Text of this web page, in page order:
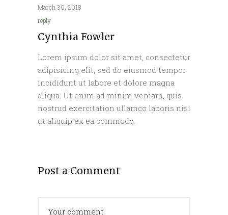
March 30, 2018
reply
Cynthia Fowler
Lorem ipsum dolor sit amet, consectetur
adipisicing elit, sed do eiusmod tempor
incididunt ut labore et dolore magna
aliqua. Ut enim ad minim veniam, quis
nostrud exercitation ullamco laboris nisi
ut aliquip ex ea commodo.
Post a Comment